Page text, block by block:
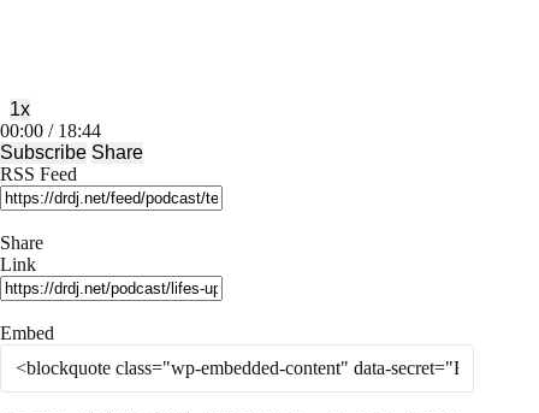
Mute/Unmute
Episode
Rewind
10
Seconds
1x
Fast
Forward
30
seconds
00:00 / 18:44
Subscribe Share
RSS Feed
Share
Link
Embed